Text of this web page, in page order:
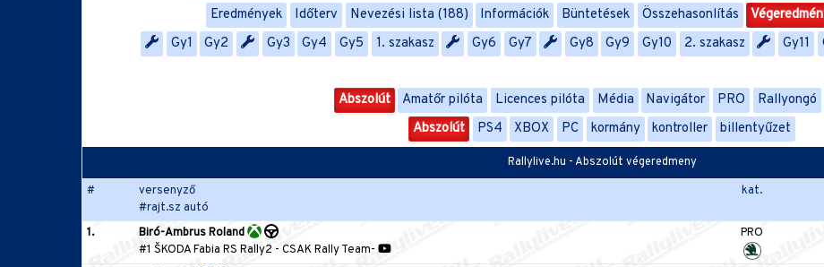
Eredmények Időterv Nevezési lista (188) Információk Büntetések Összehasonlítás
Gy1
Gy2 Gy3 Gy4 Gy5 1. szakasz Gy6 Gy7 Gy8 Gy9 Gy10 2. szakasz Gy11
Abszolút Amatőr pilóta Licences pilóta Média Navigátor PRO Rallyongó
Abszolút
PS4 XBOX PC kormány kontroller billentyűzet
Rallylive.hu - Abszolút végeredmeny
#
versenyző
#rajt.sz autó
kat.
1.
Biró-Ambrus Roland
#1 ŠKODA Fabia RS Rally2 - CSAK Rally Team-
PRO